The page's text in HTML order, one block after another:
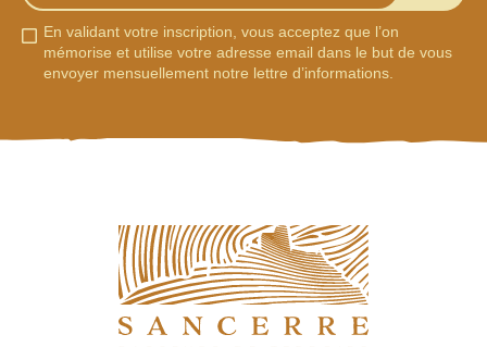
En validant votre inscription, vous acceptez que l’on
mémorise et utilise votre adresse email dans le but de vous
envoyer mensuellement notre lettre d’informations.